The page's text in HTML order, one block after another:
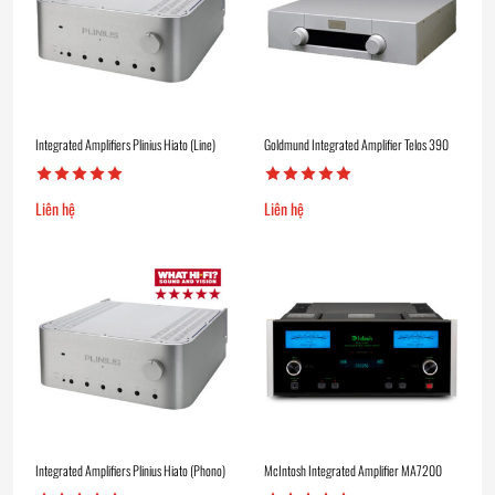
Integrated Amplifiers Plinius Hiato (Line)
Liên hệ
Goldmund Integrated Amplifier Telos 390
Liên hệ
Integrated Amplifiers Plinius Hiato (Phono) McIntosh Integrated Amplifier MA7200